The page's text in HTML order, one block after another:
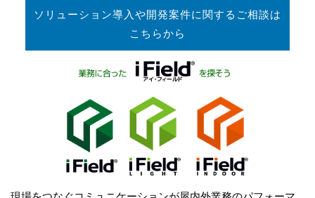
ソリューション導入や開発案件に関するご相談は
こちらから